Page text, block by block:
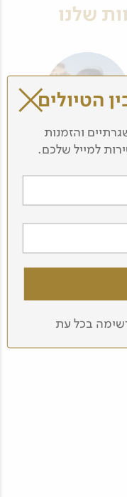
שלנו
אלינור קרני
הטיולים
והזמנות
למייל שלכם.
בכל עת